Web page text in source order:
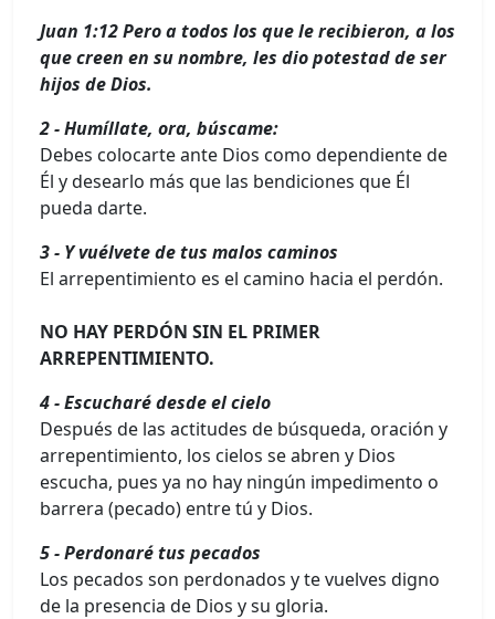
Juan 1:12 Pero a todos los que le recibieron, a los
que creen en su nombre, les dio potestad de ser
hijos de Dios.
2 - Humíllate, ora, búscame:
Debes colocarte ante Dios como dependiente de
Él y desearlo más que las bendiciones que Él
pueda darte.
3 - Y vuélvete de tus malos caminos
El arrepentimiento es el camino hacia el perdón.
NO HAY PERDÓN SIN EL PRIMER
ARREPENTIMIENTO.
4 - Escucharé desde el cielo
Después de las actitudes de búsqueda, oración y
arrepentimiento, los cielos se abren y Dios
escucha, pues ya no hay ningún impedimento o
barrera (pecado) entre tú y Dios.
5 - Perdonaré tus pecados
Los pecados son perdonados y te vuelves digno
de la presencia de Dios y su gloria.